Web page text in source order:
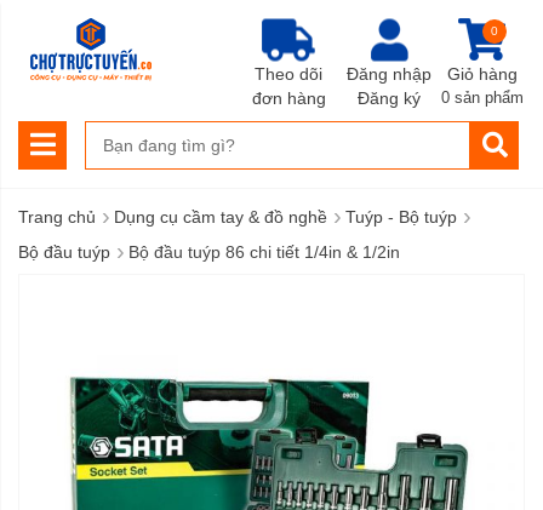
Đăng nhập
Đăng ký
Giỏ hàng
0
0 sản phẩm
Theo dõi
đơn hàng
Trang chủ › Dụng cụ cầm tay & đồ nghề › Tuýp - Bộ tuýp ›
Bộ đầu tuýp › Bộ đầu tuýp 86 chi tiết 1/4in & 1/2in